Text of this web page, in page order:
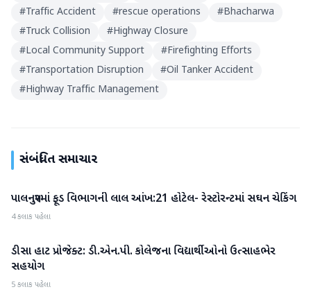
#Traffic Accident #rescue operations #Bhacharwa
#Truck Collision #Highway Closure
#Local Community Support #Firefighting Efforts
#Transportation Disruption #Oil Tanker Accident
#Highway Traffic Management
સંબંધિત સમાચાર
બનાસકાંઠા
પાલનપુરમાં ફૂડ વિભાગની લાલ આંખ:21 હોટેલ- રેસ્ટોરન્ટમાં સઘન ચેકિંગ
4 કલાક પહેલા
બનાસકાંઠા
ડીસા હાટ પ્રોજેક્ટ: ડી.એન.પી. કોલેજના વિદ્યાર્થીઓનો ઉત્સાહભેર
સહયોગ
5 કલાક પહેલા